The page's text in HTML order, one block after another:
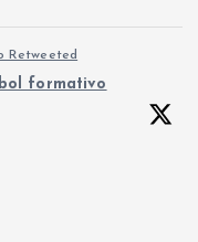
Retweeted
formativo